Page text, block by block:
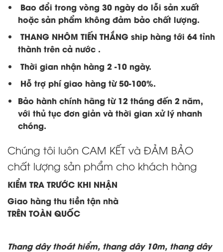
Bao đổi trong vòng 30 ngày do lỗi sản xuất
hoặc sản phẩm không đảm bảo chất lượng.
THANG NHÔM TIẾN THẮNG ship hàng tới 64 tỉnh
thành trên cả nước .
Thời gian nhận hàng 2 -10 ngày.
Hỗ trợ phí giao hàng từ 50-100%.
Bảo hành chính hãng từ 12 tháng đến 2 năm,
với thủ tục đơn giản và thời gian xử lý nhanh
chóng.
Chúng tôi luôn CAM KẾT và ĐẢM BẢO
chất lượng sản phẩm cho khách hàng
KIỂM TRA TRƯỚC KHI NHẬN
Giao hàng thu tiền tận nhà
TRÊN TOÀN QUỐC
Thang dây thoát hiểm, thang dây 10m, thang dây